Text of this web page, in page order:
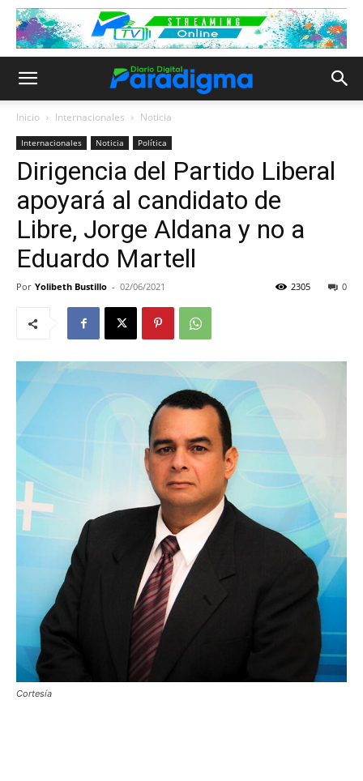
Inicio Internacionales Noticia
Internacionales Noticia Política
Dirigencia del Partido Liberal
apoyará al candidato de
Libre, Jorge Aldana y no a
Eduardo Martell
Por Yolibeth Bustillo - 02/06/2021 0
2305
Cortesía